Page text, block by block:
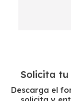
Solicita
Descarga el